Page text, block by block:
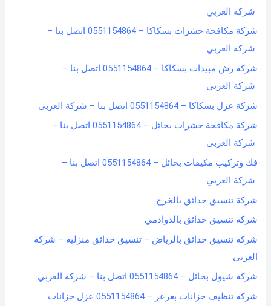
شركة العربي
شركة مكافحة حشرات بسكاكا – 0551154864 اتصل بنا –
شركة العربي
شركة رش مبيدات بسكاكا – 0551154864 اتصل بنا –
شركة العربي
شركة عزل بسكاكا – 0551154864 اتصل بنا – شركة العربي
شركة مكافحة حشرات بحائل – 0551154864 اتصل بنا –
شركة العربي
فك وتركيب مكيفات بحائل – 0551154864 اتصل بنا –
شركة العربي
شركة تنسيق حدائق بالخرج
شركة تنسيق حدائق بالدوادمي
شركة تنسيق حدائق بالرياض – تنسيق حدائق منزلية – شركة
العربي
شركة شيول بحائل – 0551154864 اتصل بنا – شركة العربي
شركة تنظيف خزانات بعرعر – 0551154864 عزل خزانات